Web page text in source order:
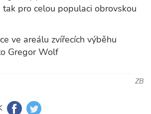
pro celou populaci obrovskou
ve areálu zvířecích výběhu
Gregor Wolf
ZB